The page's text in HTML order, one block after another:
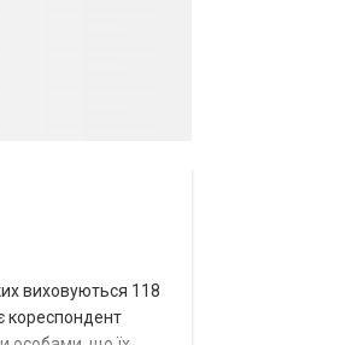
виховуються 118
кореспондент